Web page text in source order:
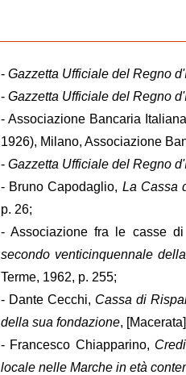
-Gazzetta Ufficiale del Regno
- Gazzetta Ufficiale del Regno
- Associazione Bancaria
1926), Milano, Associazione
- Gazzetta Ufficiale del Regno
- Bruno Capodaglio, La Cassa
p. 26;
- Associazione fra le casse
secondo venticinquennale
Terme, 1962, p. 255;
- Dante Cecchi, Cassa di
della sua fondazione,
- Francesco Chiapparino,
locale nelle Marche in età